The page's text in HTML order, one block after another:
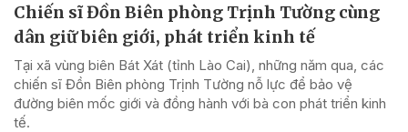
Chiến sĩ Đồn Biên phòng Trịnh Tường cùng
dân giữ biên giới, phát triển kinh tế
Tại xã vùng biên Bát Xát (tỉnh Lào Cai), những năm qua, các
chiến sĩ Đồn Biên phòng Trịnh Tường nỗ lực để bảo vệ
đường biên mốc giới và đồng hành với bà con phát triển kinh
tế.